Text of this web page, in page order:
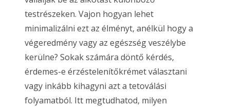
testrészeken. Vajon hogyan lehet
minimalizálni ezt az élményt, anélkül hogy a
végeredmény vagy az egészség veszélybe
kerülne? Sokak számára döntő kérdés,
érdemes-e érzéstelenítőkrémet választani
vagy inkább kihagyni azt a tetoválási
folyamatból. Itt megtudhatod, milyen